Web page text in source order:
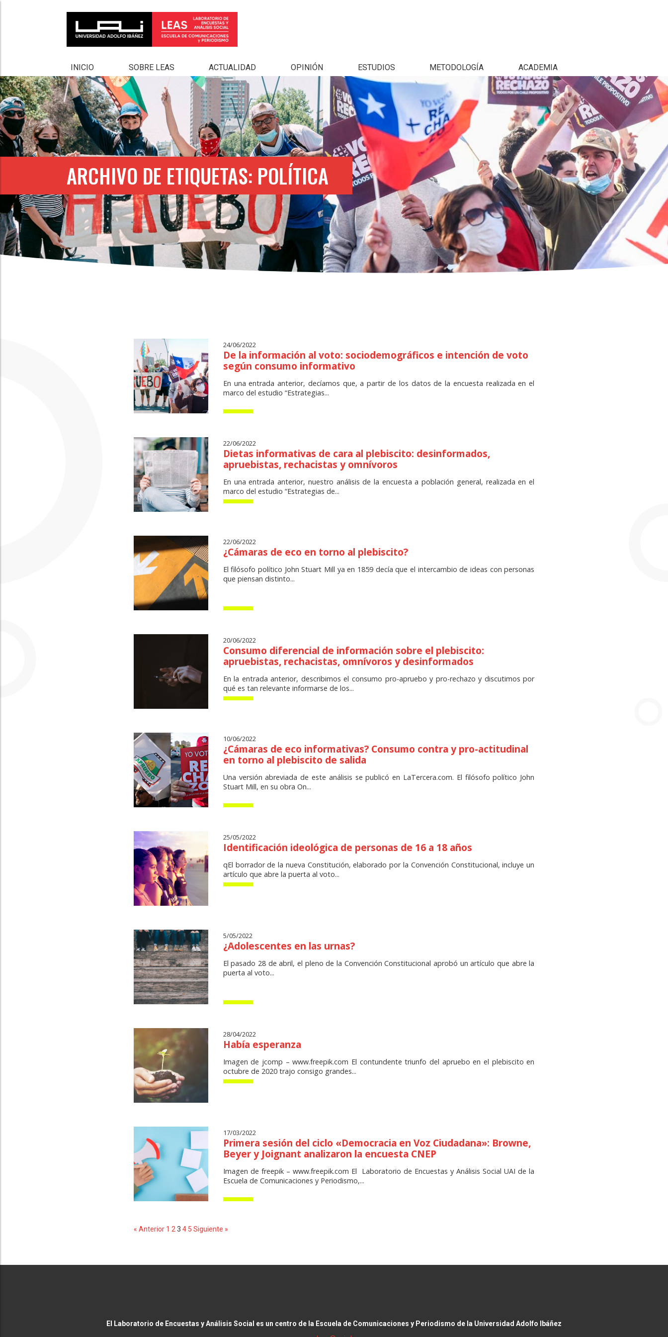
INICIO SOBRE LEAS ACTUALIDAD OPINIÓN ESTUDIOS METODOLOGÍA ACADEMIA
ARCHIVO DE ETIQUETAS: POLÍTICA
24/06/2022
De la información al voto: sociodemográficos e intención de voto
según consumo informativo
En una entrada anterior, decíamos que, a partir de los datos de la encuesta realizada en el
marco del estudio “Estrategias...
22/06/2022
Dietas informativas de cara al plebiscito: desinformados,
apruebistas, rechacistas y omnívoros
En una entrada anterior, nuestro análisis de la encuesta a población general, realizada en el
marco del estudio “Estrategias de...
22/06/2022
¿Cámaras de eco en torno al plebiscito?
El filósofo político John Stuart Mill ya en 1859 decía que el intercambio de ideas con personas
que piensan distinto...
20/06/2022
Consumo diferencial de información sobre el plebiscito:
apruebistas, rechacistas, omnívoros y desinformados
En la entrada anterior, describimos el consumo pro-apruebo y pro-rechazo y discutimos por
qué es tan relevante informarse de los...
10/06/2022
¿Cámaras de eco informativas? Consumo contra y pro-actitudinal
en torno al plebiscito de salida
Una versión abreviada de este análisis se publicó en LaTercera.com. El filósofo político John
Stuart Mill, en su obra On...
25/05/2022
Identificación ideológica de personas de 16 a 18 años
qEl borrador de la nueva Constitución, elaborado por la Convención Constitucional, incluye un
artículo que abre la puerta al voto...
5/05/2022
¿Adolescentes en las urnas?
El pasado 28 de abril, el pleno de la Convención Constitucional aprobó un artículo que abre la
puerta al voto...
28/04/2022
Había esperanza
Imagen de jcomp – www.freepik.com El contundente triunfo del apruebo en el plebiscito en
octubre de 2020 trajo consigo grandes...
17/03/2022
Primera sesión del ciclo «Democracia en Voz Ciudadana»: Browne,
Beyer y Joignant analizaron la encuesta CNEP
Imagen de freepik – www.freepik.com El Laboratorio de Encuestas y Análisis Social UAI de la
Escuela de Comunicaciones y Periodismo,...
« Anterior 1 2 3 4 5 Siguiente »
El Laboratorio de Encuestas y Análisis Social es un centro de la Escuela de Comunicaciones y Periodismo de la Universidad Adolfo Ibáñez